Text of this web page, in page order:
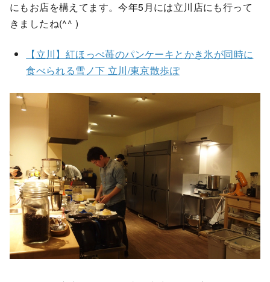
にもお店を構えてます。今年5月には立川店にも行って
きましたね(^^ )
【立川】紅ほっぺ苺のパンケーキとかき氷が同時に
食べられる雪ノ下 立川/東京散歩ぽ